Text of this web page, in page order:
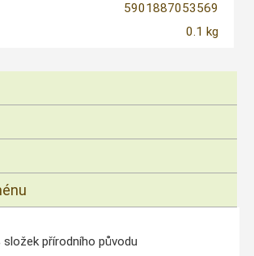
5901887053569
0.1 kg
složek přírodního původu